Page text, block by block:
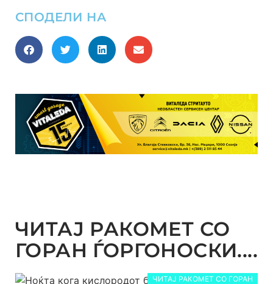
СПОДЕЛИ НА
ЧИТАЈ РАКОМЕТ СО
ГОРАН ЃОРГОНОСКИ....
ЧИТАЈ РАКОМЕТ СО ГОРАН